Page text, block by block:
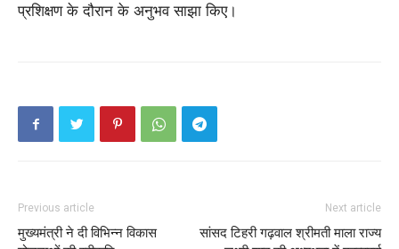
प्रशिक्षण के दौरान के अनुभव साझा किए।
Previous article
मुख्यमंत्री ने दी विभिन्न विकास
Next article
सांसद टिहरी गढ़वाल श्रीमती माला राज्य